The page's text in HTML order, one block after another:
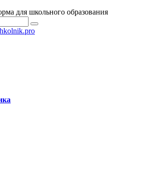
для школьного образования